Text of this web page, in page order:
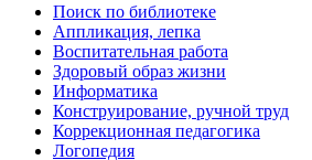
Поиск по библиотеке
Аппликация, лепка
Воспитательная работа
Здоровый образ жизни
Информатика
Конструирование, ручной труд
Коррекционная педагогика
Логопедия